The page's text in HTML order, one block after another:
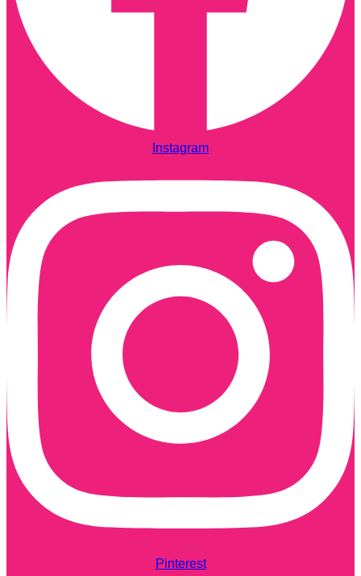
Instagram
Pinterest